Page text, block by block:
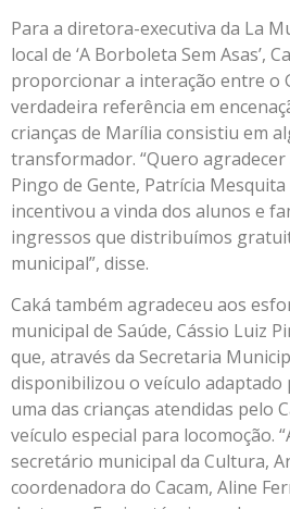
Para a diretora-executiva da La
local de ‘A Borboleta Sem Asas’,
proporcionar a interação entre o
verdadeira referência em
crianças de Marília consistiu em
transformador. “Quero
Pingo de Gente, Patrícia
incentivou a vinda dos alunos e
ingressos que distribuímos
municipal”, disse.
Caká também agradeceu aos
municipal de Saúde, Cássio Luiz
que, através da Secretaria
disponibilizou o veículo
uma das crianças atendidas pelo
veículo especial para locomoção.
secretário municipal da Cultura,
coordenadora do Cacam, Aline